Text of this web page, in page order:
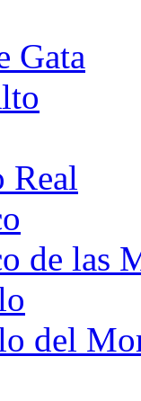
Gata
Real
de las
del